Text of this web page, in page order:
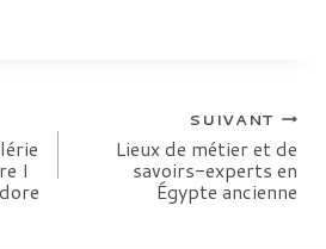
I
SUIVANT
Lieux de métier et de
savoirs-experts en
Égypte ancienne